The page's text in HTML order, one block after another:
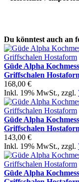
Du könntest auch an
Güde Alpha
Griffschalen
168,00 €
Inkl. 19% MwSt., zzgl.
Güde Alpha
Griffschalen
143,00 €
Inkl. 19% MwSt., zzgl.
Güde Alpha